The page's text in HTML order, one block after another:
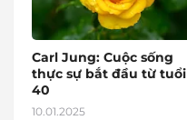
Carl Jung: Cuộc sống
thực sự bắt đầu từ tuổi
40
10.01.2025